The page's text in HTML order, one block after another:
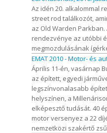
Az idén 20. alkalommal
street rod találkozót,
az Old Warden Parkban.
rendezvénye az utóbbi
megmozdulásának
EMAT 2010 - Motor- és
Április 11-én, vasárnap
az épített, egyedi
legszínvonalasabb
helyszínen, a
elképesztő tudását. 40
motor versenyez a 22
nemzetközi szakértő